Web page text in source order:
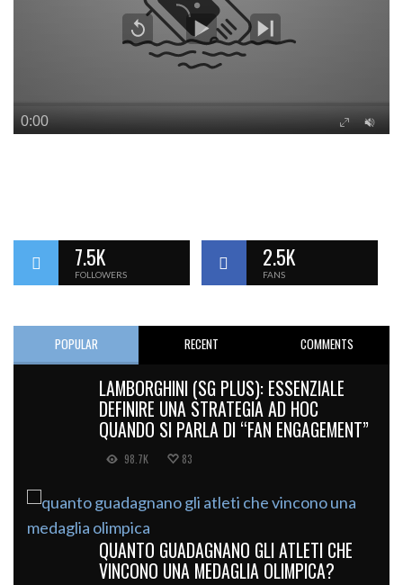
7.5K
FOLLOWERS
2.5K
FANS
POPULAR RECENT COMMENTS
LAMBORGHINI (SG PLUS): ESSENZIALE
DEFINIRE UNA STRATEGIA AD HOC
QUANDO SI PARLA DI “FAN ENGAGEMENT”
98.7K 83
QUANTO GUADAGNANO GLI ATLETI CHE
VINCONO UNA MEDAGLIA OLIMPICA?